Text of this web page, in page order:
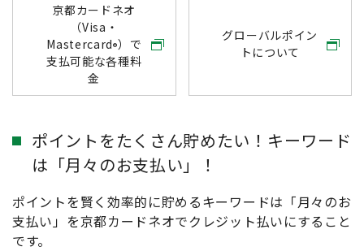
京都カードネオ
（Visa・
Mastercard®）で
支払可能な各種料
金
グローバルポイン
トについて
ポイントをたくさん貯めたい！キーワード
は「月々のお支払い」！
ポイントを賢く効率的に貯めるキーワードは「月々のお
支払い」を京都カードネオでクレジット払いにすること
です。